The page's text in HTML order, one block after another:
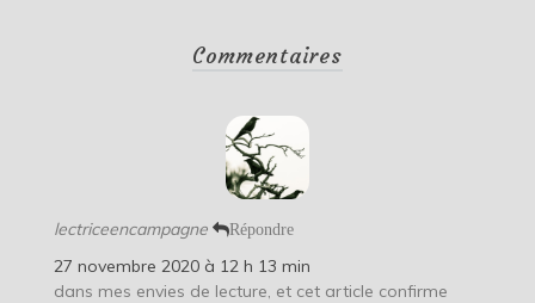
Commentaires
lectriceencampagne Répondre
27 novembre 2020 à 12 h 13 min
dans mes envies de lecture, et cet article confirme